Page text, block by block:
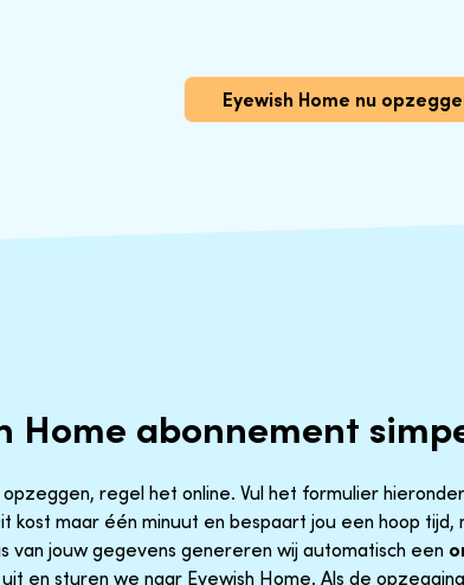
Eyewish Home nu
Home abonnement
regel het online. Vul het formulier
kost maar één minuut en bespaart jou een hoop
van jouw gegevens genereren wij automatisch een
en sturen we naar Eyewish Home. Als de